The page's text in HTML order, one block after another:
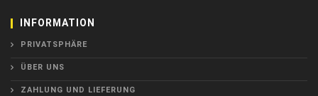
INFORMATION
PRIVATSPHÄRE
ÜBER UNS
ZAHLUNG UND LIEFERUNG